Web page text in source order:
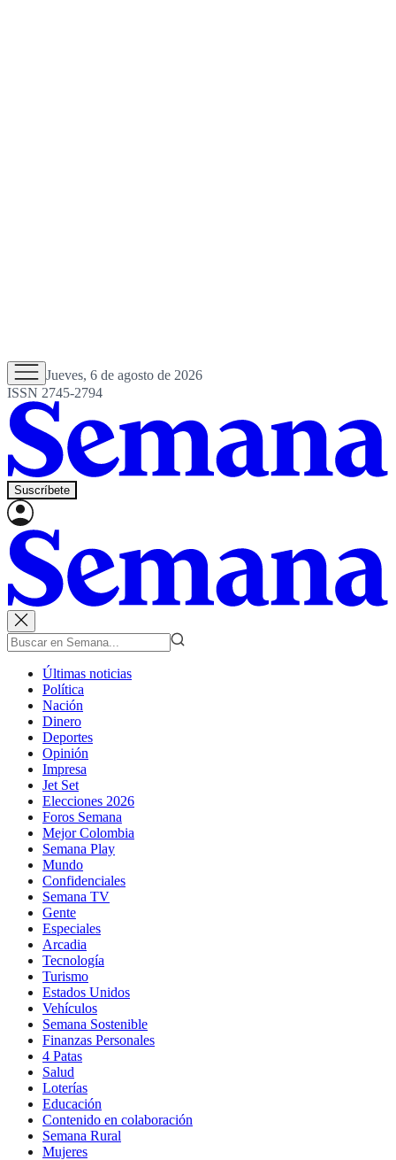
Jueves, 6 de agosto de 2026
ISSN 2745-2794
Suscríbete
Últimas noticias
Política
Nación
Dinero
Deportes
Opinión
Impresa
Jet Set
Elecciones 2026
Foros Semana
Mejor Colombia
Semana Play
Mundo
Confidenciales
Semana TV
Gente
Especiales
Arcadia
Tecnología
Turismo
Estados Unidos
Vehículos
Semana Sostenible
Finanzas Personales
4 Patas
Salud
Loterías
Educación
Contenido en colaboración
Semana Rural
Mujeres